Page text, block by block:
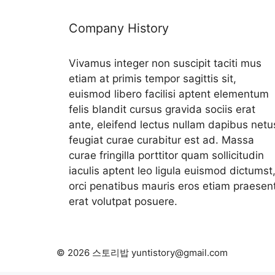
Company History
Vivamus integer non suscipit taciti mus
etiam at primis tempor sagittis sit,
euismod libero facilisi aptent elementum
felis blandit cursus gravida sociis erat
ante, eleifend lectus nullam dapibus
feugiat curae curabitur est ad. Massa
curae fringilla porttitor quam sollicitudin
iaculis aptent leo ligula euismod dictumst,
orci penatibus mauris eros etiam
erat volutpat posuere.
© 2026 스토리밥 yuntistory@gmail.com